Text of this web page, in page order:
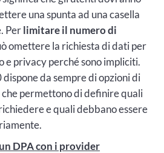
una spunta ad una casella
Perlimitare il numero di
omettere la richiesta di dati per
e privacy perché sono impliciti.
da sempre di opzioni di
permettono di definire quali
e quali debbano essere
DPA con i provider